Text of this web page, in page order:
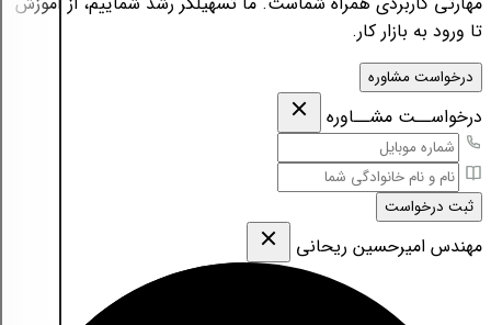
تا ورود به بازار کار.
درخواست مشاوره
درخواســت مشــاوره
ثبت درخواست
مهندس امیرحسین ریحانی